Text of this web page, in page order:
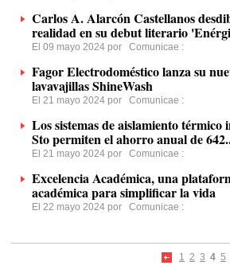
Carlos A. Alarcón Castellanos
realidad en su debut literario
El 09 mayo 2024 por Comunicae :
Fagor Electrodoméstico lanza su
lavavajillas ShineWash
El 21 mayo 2024 por Comunicae :
Los sistemas de aislamiento térmico
Sto permiten el ahorro anual de
El 21 mayo 2024 por Comunicae :
Excelencia Académica, una
académica para simplificar la vida
El 22 mayo 2024 por Comunicae :
1 2 3 4 5